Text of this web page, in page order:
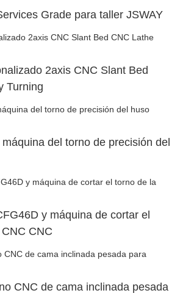
Grade para taller JSWAY
2axis CNC Slant Bed
Turning
del torno de precisión del
y máquina de cortar el
CNC
CNC de cama inclinada pesada